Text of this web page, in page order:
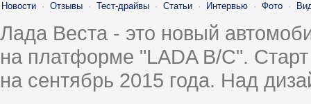
Новости · Отзывы · Тест-драйвы · Статьи · Интервью · Фото ·
Лада Веста - это новый
на платформе "LADA B/C".
на сентябрь 2015 года. Над